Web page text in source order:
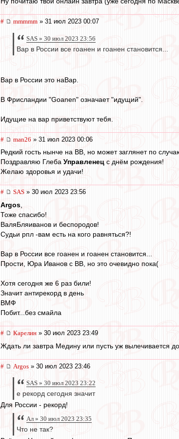
# mmmmm » 31 июл 2023 00:07
SAS » 30 июл 2023 23:56
Вар в России все гоанен и гоанен становится...
Вар в России это наВар.
В Фрисландии "Goanen" означает "идущий".
Идущие на вар приветствуют тебя.
# man26 » 31 июл 2023 00:06
Редкий гость нынче на ВВ, но может заглянет по
Поздравляю Глеба Управленец с днём рождения!
Желаю здоровья и удачи!
# SAS » 30 июл 2023 23:56
Argos
Тоже спасибо!
ВаляБляиванов и беспородов!
Судьи рпл -вам есть на кого равняться?!
Вар в России все гоанен и гоанен становится...
Прости, Юра Иванов с ВВ, но это очевидно пока(
Хотя сегодня же 6 раз били!
Значит антирекорд в день
ВМФ
Побит...без смайла
# Карелин » 30 июл 2023 23:49
Ждать ли завтра Медину или пусть уж вылечивается
# Argos » 30 июл 2023 23:46
SAS » 30 июл 2023 23:22
е рекорд сегодня значит
Для России - рекорд!
Ал » 30 июл 2023 23:35
Что не так?